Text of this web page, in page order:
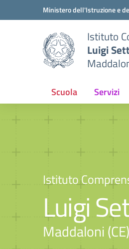
Vai ai contenuti
Vai al menu di navigazione
Ministero dell'Istruzione e
Istituto
Luigi
Scuola Servizi
Istituto
Luigi
Maddaloni (CE)